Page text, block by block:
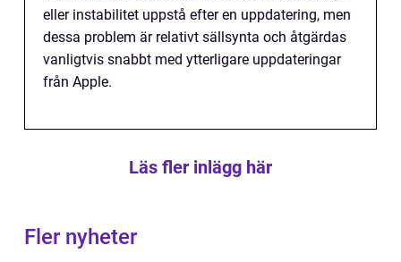
eller instabilitet uppstå efter en uppdatering, men
dessa problem är relativt sällsynta och åtgärdas
vanligtvis snabbt med ytterligare uppdateringar
från Apple.
Läs fler inlägg här
Fler nyheter